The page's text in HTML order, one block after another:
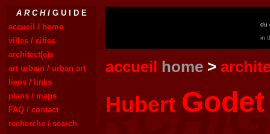
A R C H IG U I D E
accueil / home
villes / cities
architect(e)s
art urbain / urban art
liens / links
plans / maps
FAQ / contact
recherche / search
du
in
accueil home >
Hubert Godet